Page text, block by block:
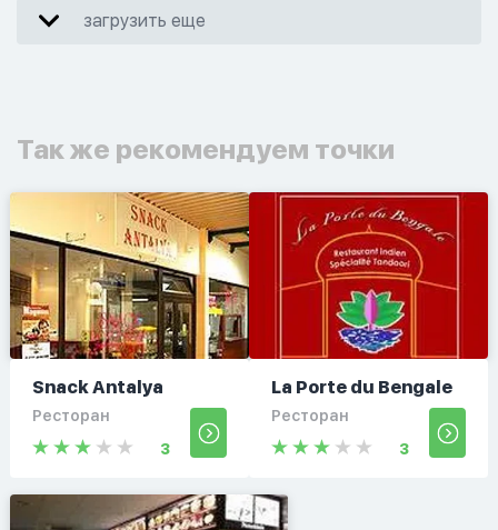
загрузить еще
Так же рекомендуем точки
Snack Antalya
Ресторан
3
La Porte du Bengale
Ресторан
3